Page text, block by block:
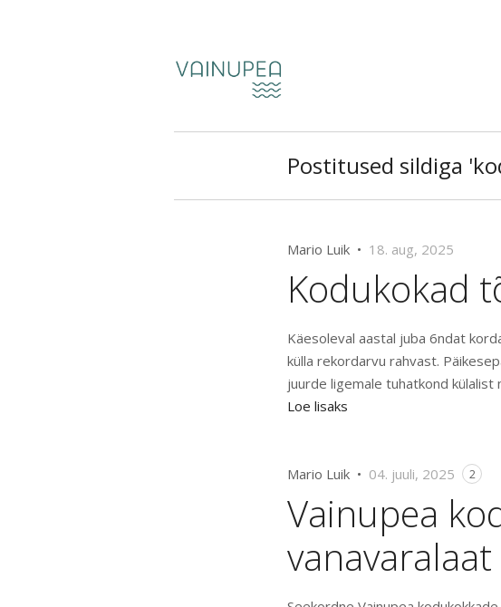
Postitused sildiga
Mario Luik • 18. aug, 2025
Kodukokad
Käesoleval aastal juba 6ndat
külla rekordarvu rahvast.
juurde ligemale tuhatkond külalist
Loe lisaks
Mario Luik • 04. juuli, 2025 2
Vainupea